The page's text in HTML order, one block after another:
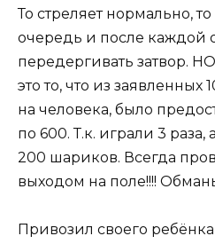
То стреляет нормально,
очередь и после каждой
передергивать затвор.
это то, что из
на человека, было
по 600. Т.к. играли 3 раза,
200 шариков. Всегда
выходом на поле!!!!
Привозил своего ребёнка